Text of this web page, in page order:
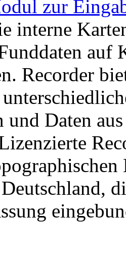
zur
interne
auf
Recorder
und Daten